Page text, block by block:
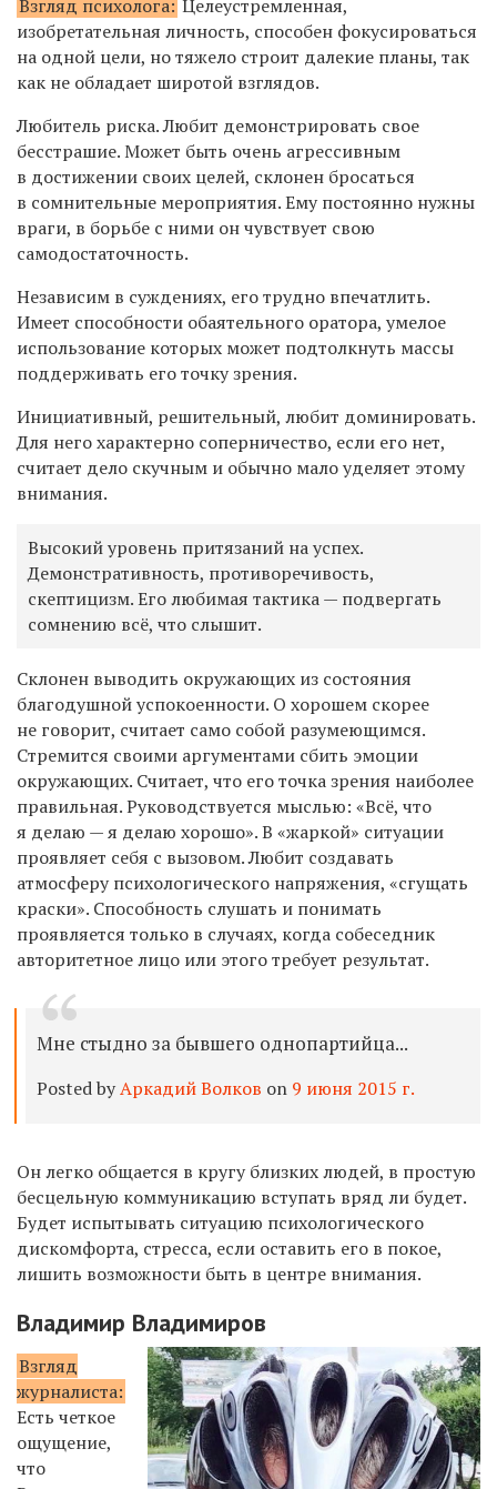
Взгляд психолога: Целеустремленная,
изобретательная личность, способен фокусироваться
на одной цели, но тяжело строит далекие планы, так
как не обладает широтой взглядов.
Любитель риска. Любит демонстрировать свое
бесстрашие. Может быть очень агрессивным
в достижении своих целей, склонен бросаться
в сомнительные мероприятия. Ему постоянно нужны
враги, в борьбе с ними он чувствует свою
самодостаточность.
Независим в суждениях, его трудно впечатлить.
Имеет способности обаятельного оратора, умелое
использование которых может подтолкнуть массы
поддерживать его точку зрения.
Инициативный, решительный, любит доминировать.
Для него характерно соперничество, если его нет,
считает дело скучным и обычно мало уделяет этому
внимания.
Высокий уровень притязаний на успех.
Демонстративность, противоречивость,
скептицизм. Его любимая тактика — подвергать
сомнению всё, что слышит.
Склонен выводить окружающих из состояния
благодушной успокоенности. О хорошем скорее
не говорит, считает само собой разумеющимся.
Стремится своими аргументами сбить эмоции
окружающих. Считает, что его точка зрения наиболее
правильная. Руководствуется мыслью: «Всё, что
я делаю — я делаю хорошо». В «жаркой» ситуации
проявляет себя с вызовом. Любит создавать
атмосферу психологического напряжения, «сгущать
краски». Способность слушать и понимать
проявляется только в случаях, когда собеседник
авторитетное лицо или этого требует результат.
Мне стыдно за бывшего однопартийца...
Posted byАркадий Волков on 9 июня 2015 г.
Он легко общается в кругу близких людей, в простую
бесцельную коммуникацию вступать вряд ли будет.
Будет испытывать ситуацию психологического
дискомфорта, стресса, если оставить его в покое,
лишить возможности быть в центре внимания.
Владимир Владимиров
Взгляд
журналиста:
Есть четкое
ощущение,
что